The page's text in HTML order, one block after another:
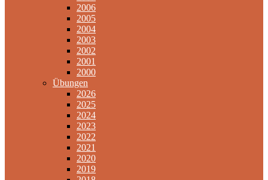
2006
2005
2004
2003
2002
2001
2000
Übungen
2026
2025
2024
2023
2022
2021
2020
2019